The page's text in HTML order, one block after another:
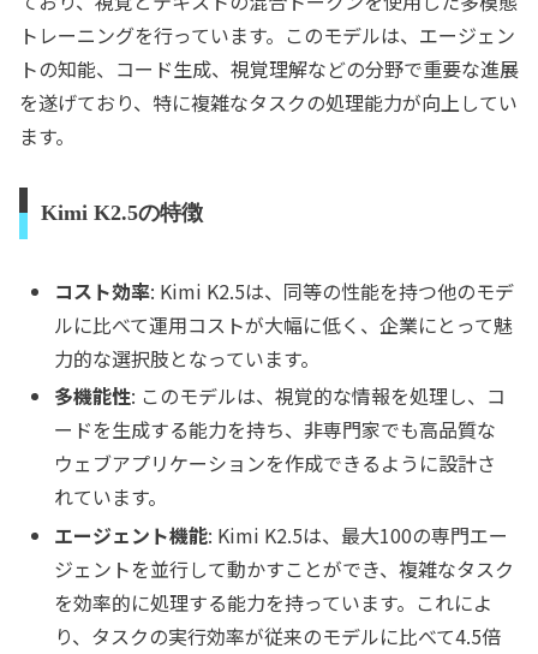
トレーニングを行っています。このモデルは、エージェン
トの知能、コード生成、視覚理解などの分野で重要な進展
を遂げており、特に複雑なタスクの処理能力が向上してい
ます。
Kimi K2.5の特徴
コスト効率: Kimi K2.5は、同等の性能を持つ他のモデ
ルに比べて運用コストが大幅に低く、企業にとって魅
力的な選択肢となっています。
多機能性: このモデルは、視覚的な情報を処理し、コ
ードを生成する能力を持ち、非専門家でも高品質な
ウェブアプリケーションを作成できるように設計さ
れています。
エージェント機能: Kimi K2.5は、最大100の専門エー
ジェントを並行して動かすことができ、複雑なタスク
を効率的に処理する能力を持っています。これによ
り、タスクの実行効率が従来のモデルに比べて4.5倍